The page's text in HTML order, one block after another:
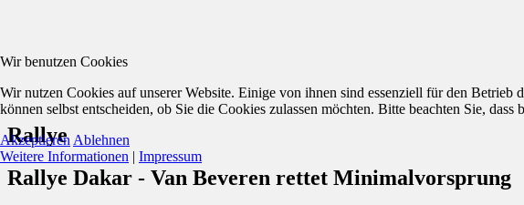
Rallye
Rallye Dakar - Van Beveren rettet Minimalvorsprung
Wir benutzen Cookies
Wir nutzen Cookies auf unserer Website. Einige von ihnen sind essenziell für den
können selbst entscheiden, ob Sie die Cookies zulassen möchten. Bitte beachten Sie,
Akzeptieren Ablehnen
Weitere Informationen | Impressum